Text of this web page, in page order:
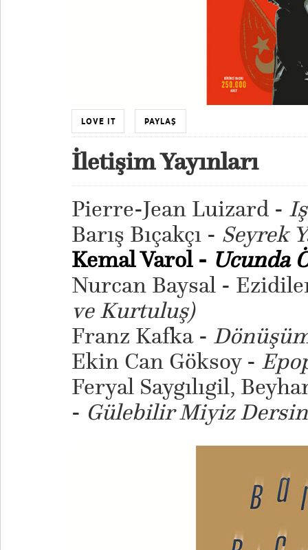
LOVE IT PAYLAŞ
İletişim Yayınları
Pierre-Jean Luizard -
Barış Bıçakçı - Seyrek
Kemal Varol - Ucunda
Nurcan Baysal -
ve Kurtuluş)
Franz Kafka -
Ekin Can Göksoy -
Feryal Saygılıgil,
- Gülebilir Miyiz